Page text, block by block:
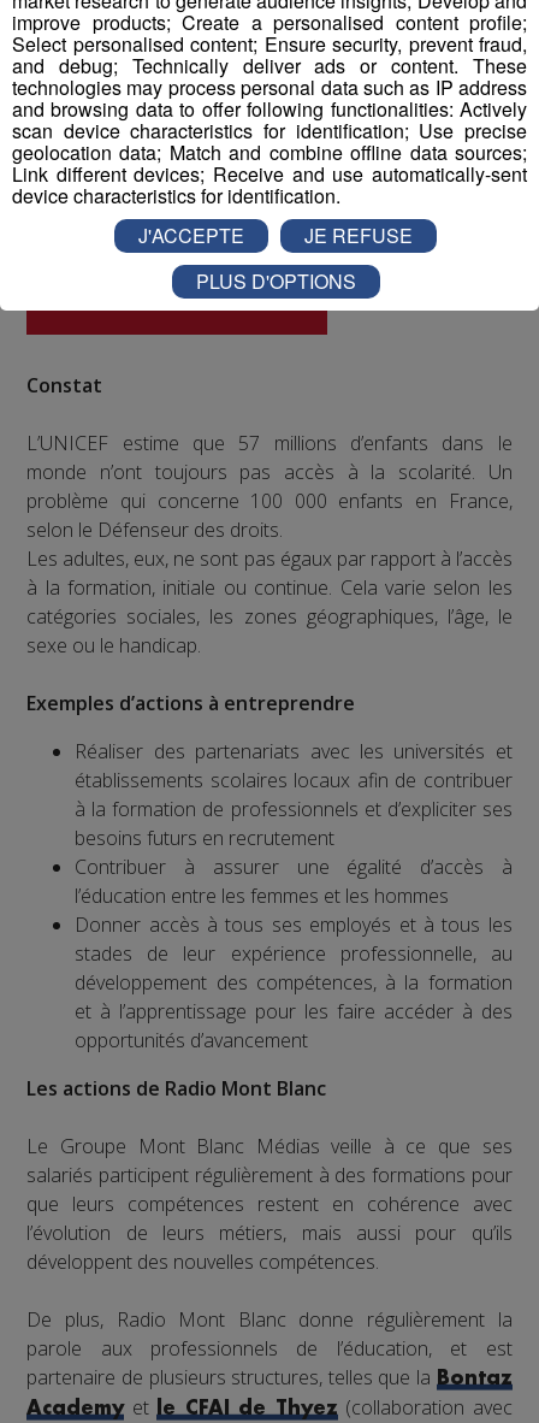
Constat
L’UNICEF estime que 57 millions d’enfants dans le
monde n’ont toujours pas accès à la scolarité. Un
problème qui concerne 100 000 enfants en France,
selon le Défenseur des droits.
Les adultes, eux, ne sont pas égaux par rapport à l’accès
à la formation, initiale ou continue. Cela varie selon les
catégories sociales, les zones géographiques, l’âge, le
sexe ou le handicap.
Exemples d’actions à entreprendre
Réaliser des partenariats avec les universités et
établissements scolaires locaux afin de contribuer
à la formation de professionnels et d’expliciter ses
besoins futurs en recrutement
Contribuer à assurer une égalité d’accès à
l’éducation entre les femmes et les hommes
Donner accès à tous ses employés et à tous les
stades de leur expérience professionnelle, au
développement des compétences, à la formation
et à l’apprentissage pour les faire accéder à des
opportunités d’avancement
Les actions de Radio Mont Blanc
Le Groupe Mont Blanc Médias veille à ce que ses
salariés participent régulièrement à des formations pour
que leurs compétences restent en cohérence avec
l’évolution de leurs métiers, mais aussi pour qu’ils
développent des nouvelles compétences.
De plus, Radio Mont Blanc donne régulièrement la
parole aux professionnels de l’éducation, et est
partenaire de plusieurs structures, telles que la
Bontaz
Academyet le CFAI de Thyez(collaboration avec
improve products; Create a personalised content profile;
Select personalised content; Ensure security, prevent fraud,
and debug; Technically deliver ads or content. These
technologies may process personal data such as IP address
and browsing data to offer following functionalities: Actively
scan device characteristics for identification; Use precise
geolocation data; Match and combine offline data sources;
Link different devices; Receive and use automatically-sent
device characteristics for identification.
J'ACCEPTE
JE REFUSE
PLUS D'OPTIONS